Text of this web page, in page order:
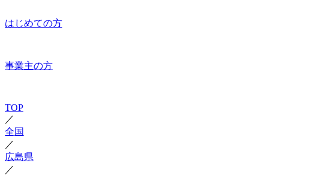
はじめての方
事業主の方
TOP
／
全国
／
広島県
／